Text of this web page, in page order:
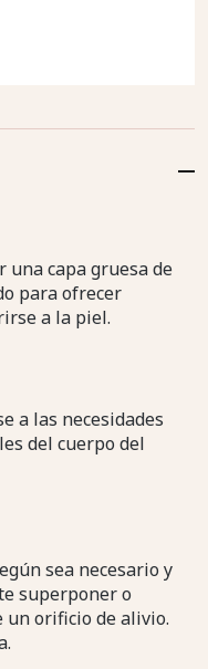
capa gruesa de
para ofrecer
a la piel.
a las necesidades
del cuerpo del
sea necesario y
superponer o
un orificio de alivio.